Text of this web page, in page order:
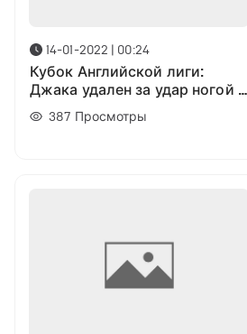
14-01-2022 | 00:24
Кубок Английской лиги:
Джака удален за удар ногой в
грудь Жоте
387 Просмотры